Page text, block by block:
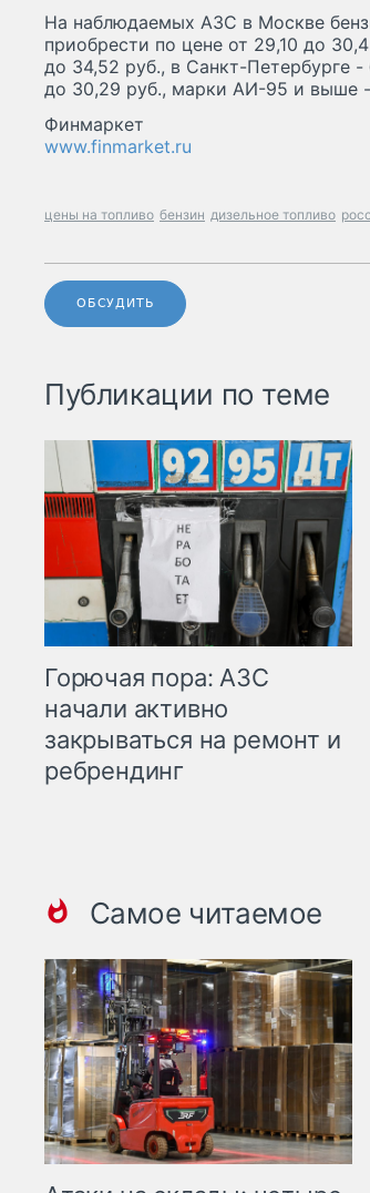
На наблюдаемых АЗС в Москве
приобрести по цене от 29,10 до
до 34,52 руб., в Санкт-Петербурге
до 30,29 руб., марки АИ-95 и выше
Финмаркет
www.finmarket.ru
цены на топливо бензин дизельное топливо
ОБСУДИТЬ
Публикации по теме
Горючая пора: АЗС
начали активно
закрываться на ремонт и
ребрендинг
Самое читаемое